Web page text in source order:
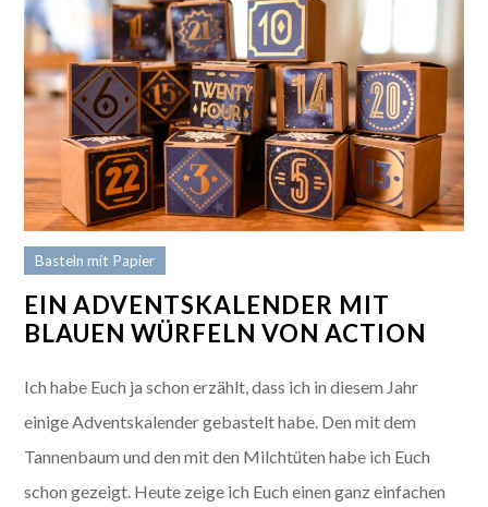
Basteln mit Papier
EIN ADVENTSKALENDER MIT
BLAUEN WÜRFELN VON ACTION
Ich habe Euch ja schon erzählt, dass ich in diesem Jahr
einige Adventskalender gebastelt habe. Den mit dem
Tannenbaum und den mit den Milchtüten habe ich Euch
schon gezeigt. Heute zeige ich Euch einen ganz einfachen